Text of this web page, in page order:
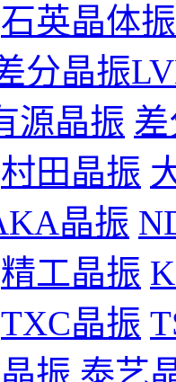
石英晶体
分晶振
源晶振
村田晶振
晶振
精工晶振
TXC晶振
振 泰艺